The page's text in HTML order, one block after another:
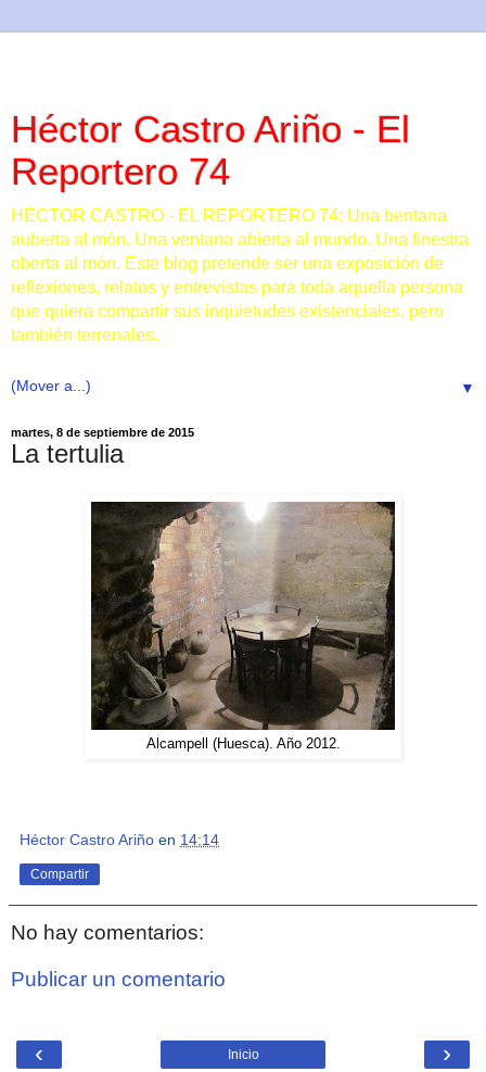
Héctor Castro Ariño - El
Reportero 74
HÉCTOR CASTRO - EL REPORTERO 74: Una bentana
auberta al món. Una ventana abierta al mundo. Una finestra
oberta al món. Este blog pretende ser una exposición de
reflexiones, relatos y entrevistas para toda aquella persona
que quiera compartir sus inquietudes existenciales, pero
también terrenales.
▼
martes, 8 de septiembre de 2015
La tertulia
Alcampell (Huesca). Año 2012.
Héctor Castro Ariño en 14:14
Compartir
No hay comentarios:
Publicar un comentario
‹ ›
Inicio